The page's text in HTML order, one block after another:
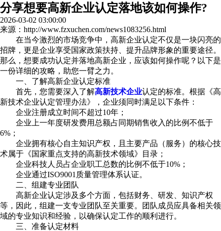
分享想要高新企业认定落地该如何操作?
2026-03-02 03:00:00
来源：http://www.fzxuchen.com/news1083256.html
在当今激烈的市场竞争中，高新企业认定不仅是一块闪亮的
招牌，更是企业享受国家政策扶持、提升品牌形象的重要途径。
那么，想要成功认定并落地高新企业，应该如何操作呢？以下是
一份详细的攻略，助您一臂之力。
一、了解高新企业认定标准
首先，您需要深入了解高新技术企业认定的标准。根据《高
新技术企业认定管理办法》，企业须同时满足以下条件：
企业注册成立时间不超过10年；
企业上一年度研发费用总额占同期销售收入的比例不低于
6%；
企业拥有核心自主知识产权，且主要产品（服务）的核心技
术属于《国家重点支持的高新技术领域》目录；
企业科技人员占企业职工总数的比例不低于10%；
企业通过ISO9001质量管理体系认证。
二、组建专业团队
高新企业认定涉及多个方面，包括财务、研发、知识产权
等，因此，组建一支专业团队至关重要。团队成员应具备相关领
域的专业知识和经验，以确保认定工作的顺利进行。
三、准备认定材料